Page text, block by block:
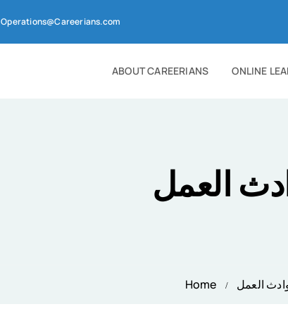
Operations@Careerians.com
ABOUT CAREERIANS ONLINE
العمل
Home العمل